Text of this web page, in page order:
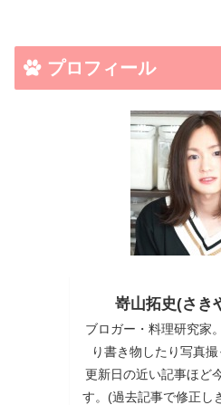
プロフィール
嵜山拓史(さき
ブロガー・料理研究家
り書き物したり写真撮
更新日の近い記事ほど
す。(過去記事で修正し